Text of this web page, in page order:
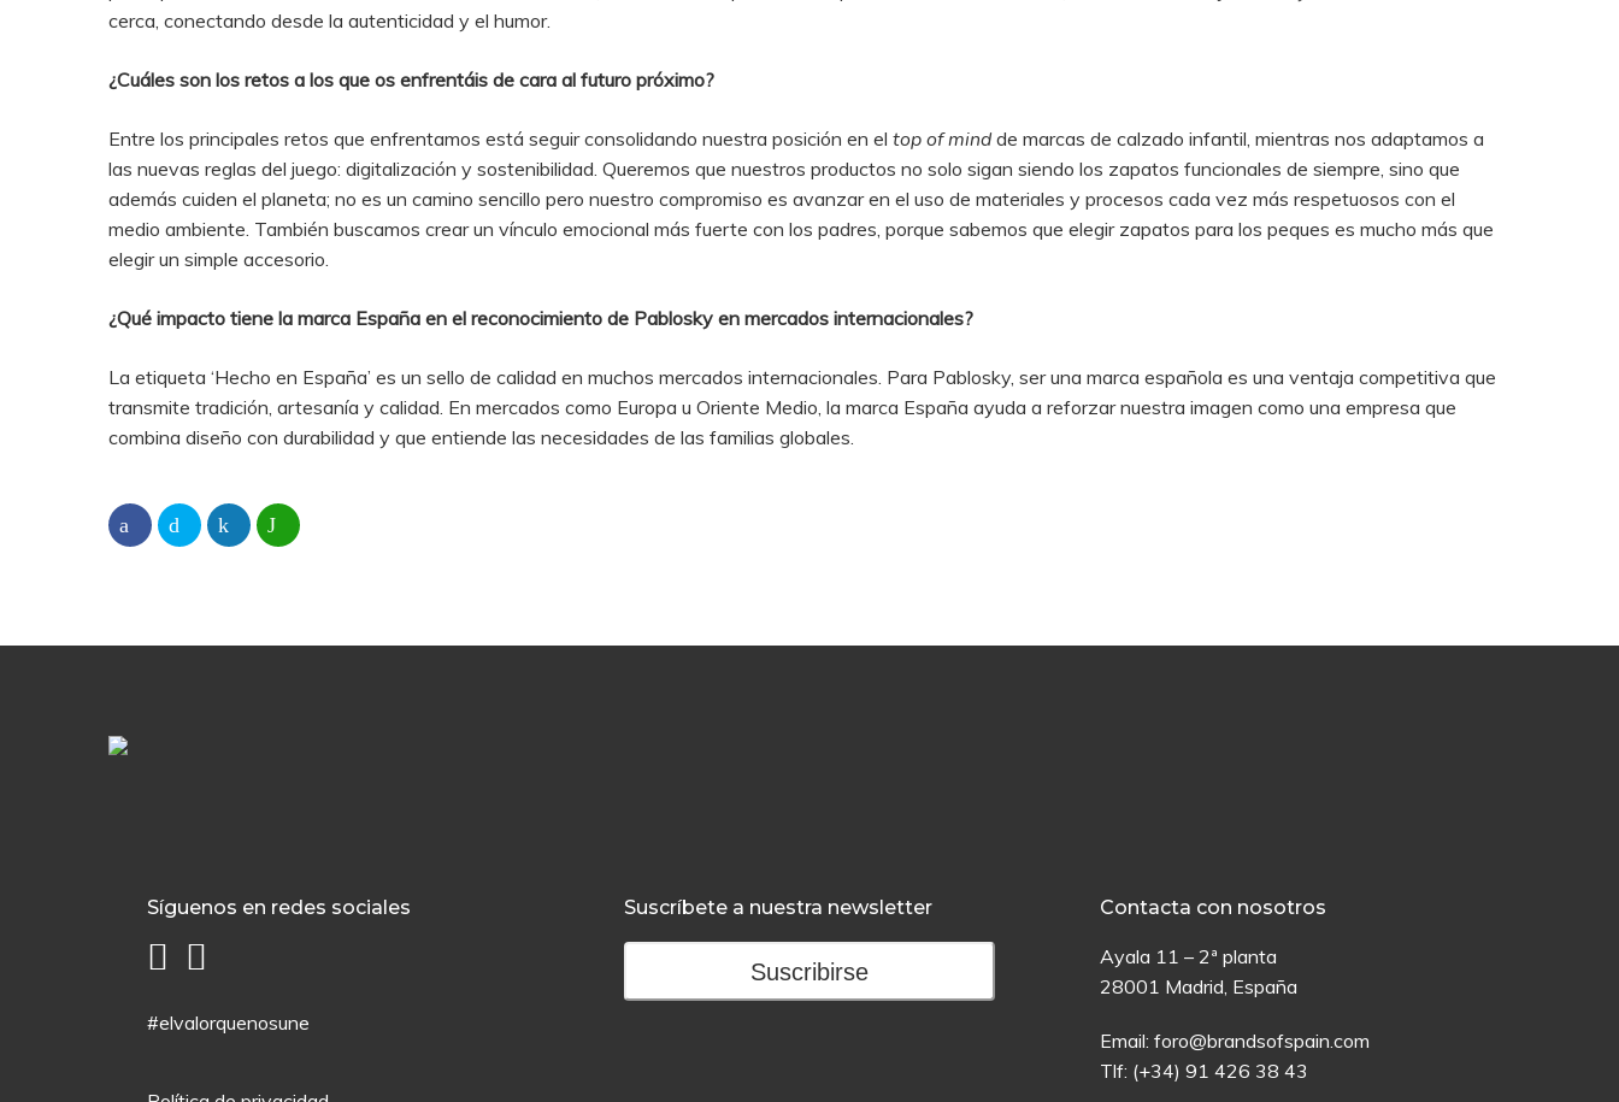
cerca, conectando desde la autenticidad y el humor.
¿Cuáles son los retos a los que os enfrentáis de cara al futuro próximo?
Entre los principales retos que enfrentamos está seguir consolidando nuestra posición en el top of mindde marcas de calzado infantil, mientras nos adaptamos a
las nuevas reglas del juego: digitalización y sostenibilidad. Queremos que nuestros productos no solo sigan siendo los zapatos funcionales de siempre, sino que
además cuiden el planeta; no es un camino sencillo pero nuestro compromiso es avanzar en el uso de materiales y procesos cada vez más respetuosos con el
medio ambiente. También buscamos crear un vínculo emocional más fuerte con los padres, porque sabemos que elegir zapatos para los peques es mucho más que
elegir un simple accesorio​​.
¿Qué impacto tiene la marca España en el reconocimiento de Pablosky en mercados internacionales?
La etiqueta ‘Hecho en España’ es un sello de calidad en muchos mercados internacionales. Para Pablosky, ser una marca española es una ventaja competitiva que
transmite tradición, artesanía y calidad. En mercados como Europa u Oriente Medio, la marca España ayuda a reforzar nuestra imagen como una empresa que
combina diseño con durabilidad y que entiende las necesidades de las familias globales​​.
Síguenos en redes sociales
#elvalorquenosune
Suscríbete a nuestra newsletter
Suscribirse
Contacta con nosotros
Ayala 11 – 2ª planta
28001 Madrid, España
Email:foro@brandsofspain.com
Tlf: (+34) 91 426 38 43